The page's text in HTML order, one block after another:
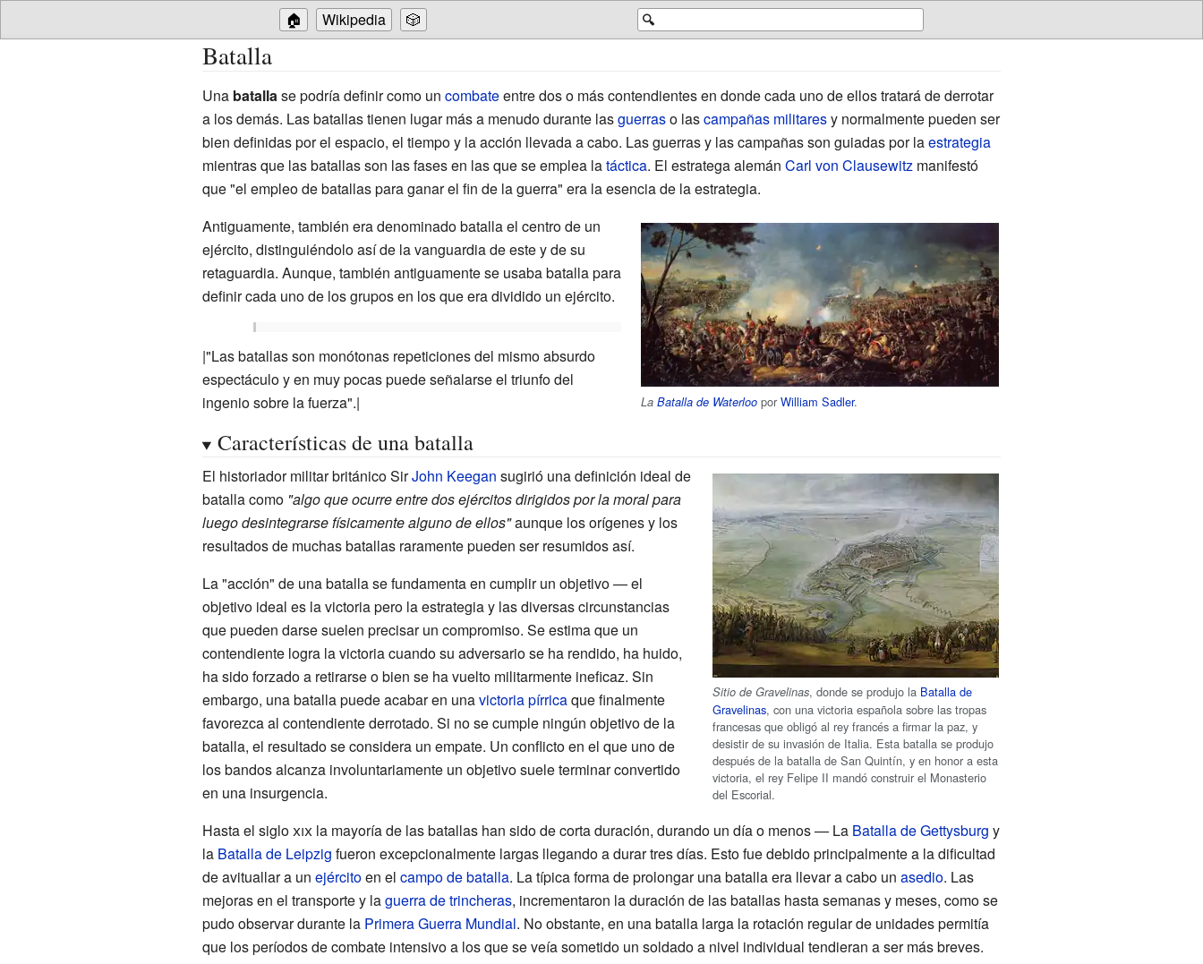
🔍
🏠 Wikipedia 🎲
Batalla
Una batalla se podría definir como un combateentre dos o más contendientes en donde cada uno de ellos tratará de derrotar
a los demás. Las batallas tienen lugar más a menudo durante lasguerraso lascampañas militaresy normalmente pueden ser
bien definidas por el espacio, el tiempo y la acción llevada a cabo. Las guerras y las campañas son guiadas por laestrategia
mientras que las batallas son las fases en las que se emplea latáctica. El estratega alemán Carl von Clausewitz manifestó
que "el empleo de batallas para ganar el fin de la guerra" era la esencia de la estrategia.
LaBatalla de Waterloo porWilliam Sadler.
Antiguamente, también era denominado batalla el centro de un
ejército, distinguiéndolo así de la vanguardia de este y de su
retaguardia. Aunque, también antiguamente se usaba batalla para
definir cada uno de los grupos en los que era dividido un ejército.
|"Las batallas son monótonas repeticiones del mismo absurdo
espectáculo y en muy pocas puede señalarse el triunfo del
ingenio sobre la fuerza".|
Características de una batalla
Sitio de Gravelinas, donde se produjo la Batalla de
Gravelinas, con una victoria española sobre las tropas
francesas que obligó al rey francés a firmar la paz, y
desistir de su invasión de Italia. Esta batalla se produjo
después de la batalla de San Quintín, y en honor a esta
victoria, el rey Felipe II mandó construir el Monasterio
del Escorial.
El historiador militar británico SirJohn Keegan sugirió una definición ideal de
batalla como "algo que ocurre entre dos ejércitos dirigidos por la moral para
luego desintegrarse físicamente alguno de ellos"aunque los orígenes y los
resultados de muchas batallas raramente pueden ser resumidos así.
La "acción" de una batalla se fundamenta en cumplir un objetivo — el
objetivo ideal es la victoria pero la estrategia y las diversas circunstancias
que pueden darse suelen precisar un compromiso. Se estima que un
contendiente logra la victoria cuando su adversario se ha rendido, ha huido,
ha sido forzado a retirarse o bien se ha vuelto militarmente ineficaz. Sin
embargo, una batalla puede acabar en unavictoria pírricaque finalmente
favorezca al contendiente derrotado. Si no se cumple ningún objetivo de la
batalla, el resultado se considera un empate. Un conflicto en el que uno de
los bandos alcanza involuntariamente un objetivo suele terminar convertido
en una insurgencia.
Hasta el sigloxixla mayoría de las batallas han sido de corta duración, durando un día o menos — La Batalla de Gettysburg y
la Batalla de Leipzig fueron excepcionalmente largas llegando a durar tres días. Esto fue debido principalmente a la dificultad
de avituallar a un ejércitoen el campo de batalla. La típica forma de prolongar una batalla era llevar a cabo un asedio. Las
mejoras en el transporte y laguerra de trincheras, incrementaron la duración de las batallas hasta semanas y meses, como se
pudo observar durante la Primera Guerra Mundial. No obstante, en una batalla larga la rotación regular de unidades permitía
que los períodos de combate intensivo a los que se veía sometido un soldado a nivel individual tendieran a ser más breves.